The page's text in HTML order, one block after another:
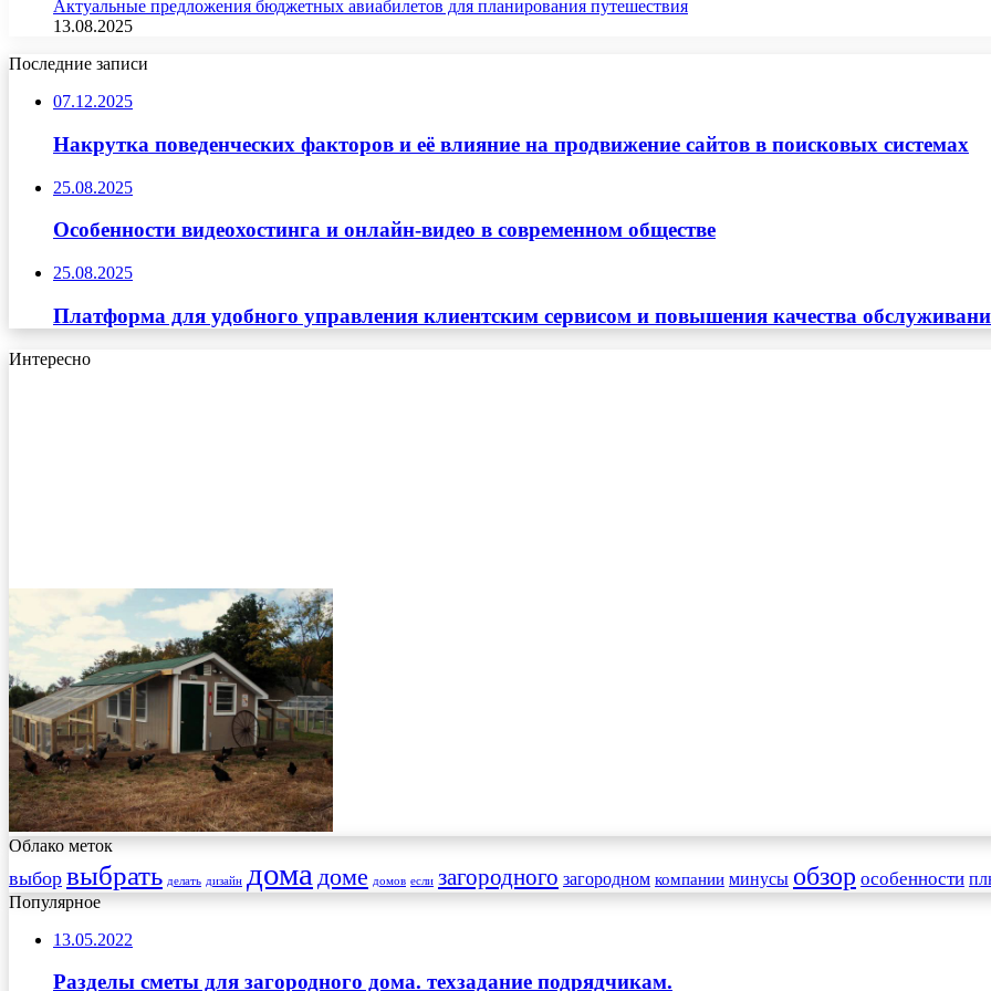
Актуальные предложения бюджетных авиабилетов для планирования путешествия
13.08.2025
Последние записи
07.12.2025
Накрутка поведенческих факторов и её влияние на продвижение сайтов в поисковых системах
25.08.2025
Особенности видеохостинга и онлайн-видео в современном обществе
25.08.2025
Платформа для удобного управления клиентским сервисом и повышения качества
Интересно
Облако меток
выбор выбрать делать дизайн дома доме домов если загородного загородном компании минусы обзор особенности
Популярное
13.05.2022
Разделы сметы для загородного дома. техзадание подрядчикам.